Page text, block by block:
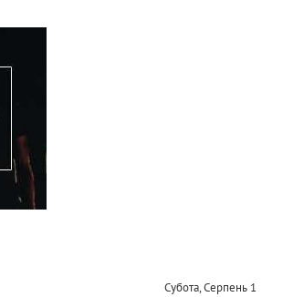
Субота, Серпень 1